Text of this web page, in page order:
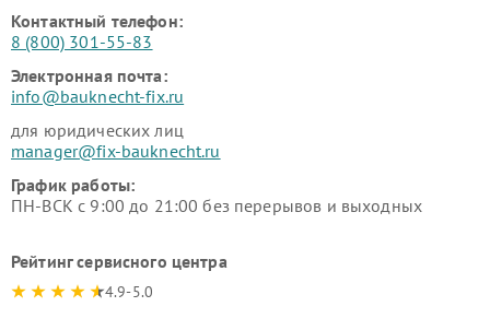
Контактный телефон:
8 (800) 301-55-83
Электронная почта:
info@bauknecht-fix.ru
для юридических лиц
manager@fix-bauknecht.ru
График работы:
ПН-ВСК с 9:00 до 21:00 без перерывов и выходных
Рейтинг сервисного центра
4.9-5.0